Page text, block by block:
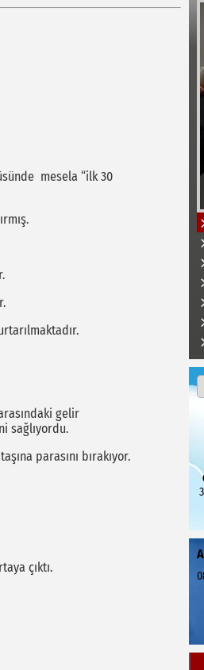
mesela “ilk 30
gelir
sağlıyordu.
parasını bırakıyor.
çıktı.